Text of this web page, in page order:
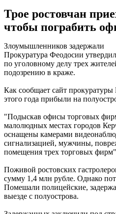
Трое ростовчан
чтобы пограбить
Злоумышленников задержали
Прокуратура Феодосии
по уголовному делу трех
подозрению в краже.
Как сообщает сайт
этого года прибыли на
"Подыскав офисы торговых
малолюдных местах городов
оснащены камерами
сигнализацией, мужчины,
помещения трех торговых
Поживой ростовских
сумму 1,4 млн рубле. Однако
Помешали полицейские,
выезде с полуострова.